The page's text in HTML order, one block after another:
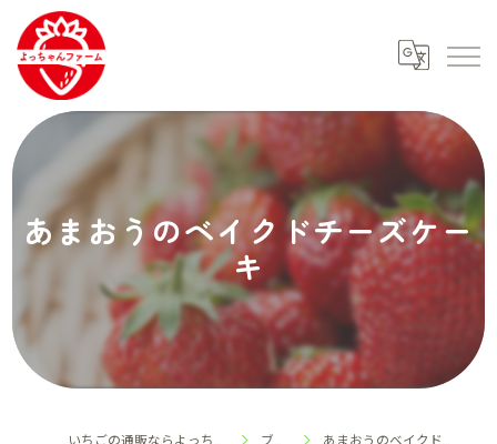
あまおうのベイクドチーズケー
キ
ブログ あまおうのベイクドチーズケーキ